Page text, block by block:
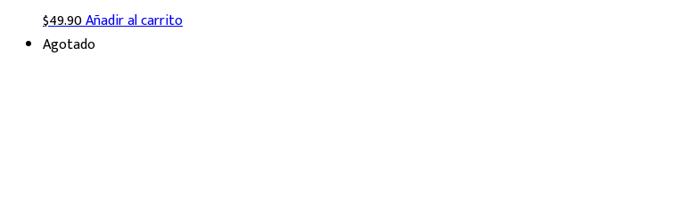
$49.90Añadir al carrito
Agotado